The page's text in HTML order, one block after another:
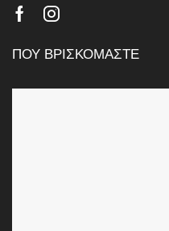
FacebookInstagram
ΠΟΥ ΒΡΙΣΚΟΜΑΣΤΕ